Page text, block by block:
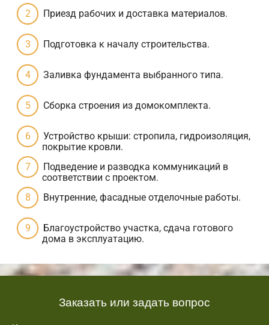
Приезд рабочих и доставка материалов.
Подготовка к началу строительства.
Заливка фундамента выбранного типа.
Сборка строения из домокомплекта.
Устройство крыши: стропила, гидроизоляция,
покрытие кровли.
Подведение и разводка коммуникаций в
соответствии с проектом.
Внутренние, фасадные отделочные работы.
Благоустройство участка, сдача готового
дома в эксплуатацию.
Заказать или задать вопрос